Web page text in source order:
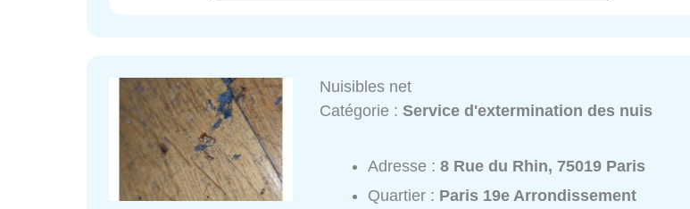
Nuisibles net
Catégorie :Service d'extermination des nuis
Adresse :8 Rue du Rhin, 75019 Paris
Quartier : Paris 19e Arrondissement